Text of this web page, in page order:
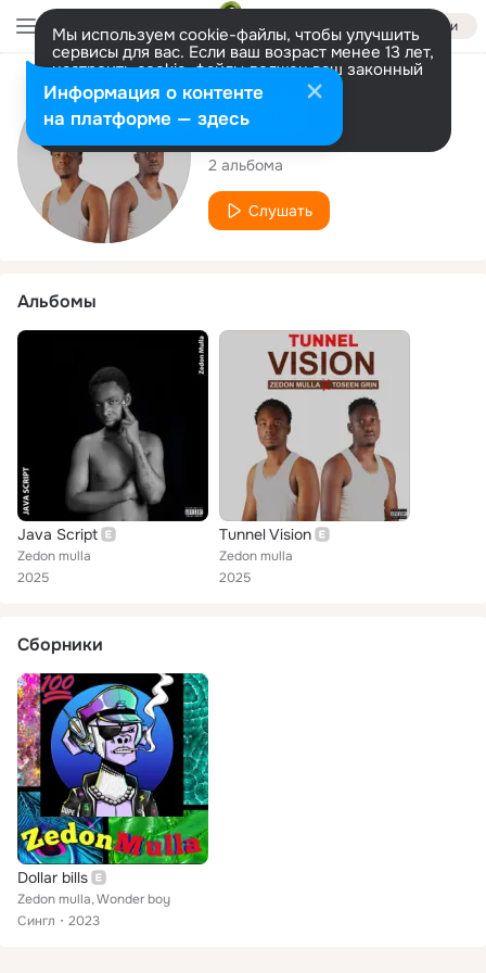
Войти
Мы используем cookie-файлы, чтобы улучшить
сервисы для вас. Если ваш возраст менее 13 лет,
настроить cookie-файлы должен ваш законный
представитель. Больше информации
Разрешить все Настроить
Исполнитель
Zedon mulla
2 альбома
Слушать
Альбомы
Java Script
Zedon mulla
2025
Tunnel Vision
Zedon mulla
2025
Сборники
Dollar bills
Zedon mulla, Wonder boy
Сингл
2023
Информация о контенте
на платформе — здесь